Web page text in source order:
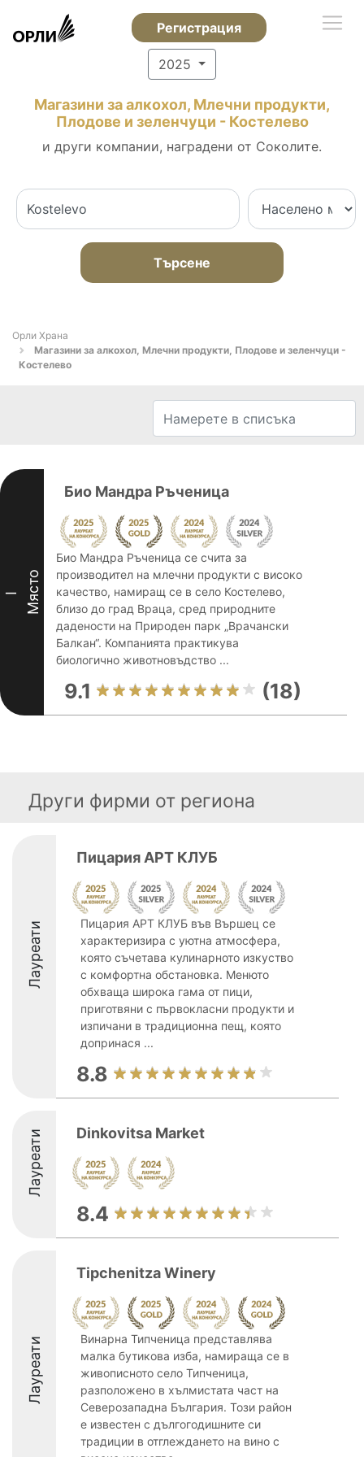
Регистрация
2025
Магазини за алкохол, Млечни продукти,
Плодове и зеленчуци - Костелево
и други компании, наградени от Соколите.
Търсене
Орли Храна
Магазини за алкохол, Млечни продукти, Плодове и зеленчуци -
Костелево
I Място
Био Мандра Ръченица
Био Мандра Ръченица се счита за
производител на млечни продукти с високо
качество, намиращ се в село Костелево,
близо до град Враца, сред природните
дадености на Природен парк „Врачански
Балкан“. Компанията практикува
биологично животновъдство ...
9.1 (18)
Други фирми от региона
Лауреати
Пицария АРТ КЛУБ
Пицария АРТ КЛУБ във Вършец се
характеризира с уютна атмосфера,
която съчетава кулинарното изкуство
с комфортна обстановка. Менюто
обхваща широка гама от пици,
приготвяни с първокласни продукти и
изпичани в традиционна пещ, която
допринася ...
8.8
Лауреати Dinkovitsa Market
8.4
Лауреати
Tipchenitza Winery
Винарна Типченица представлява
малка бутикова изба, намираща се в
живописното село Типченица,
разположено в хълмистата част на
Северозападна България. Този район
е известен с дългогодишните си
традиции в отглеждането на вино с